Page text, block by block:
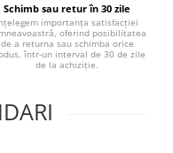
Schimb sau retur în 30 zile
importanța satisfacției
oferind posibilitatea
de a returna sau schimba orice
într-un interval de 30 de zile
de la achiziție.